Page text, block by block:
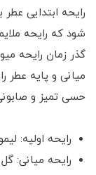
رایحه ابتدایی
شود که رایحه
گذر زمان رایحه
میانی و پایه عطر
حسی تمیز و صابونی
رایحه اولیه:
رایحه میانی: